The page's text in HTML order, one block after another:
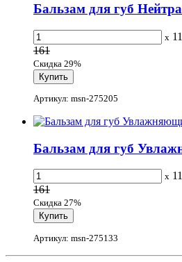
Бальзам для губ
x
161
Скидка 29%
Артикул: msn-275205
Бальзам для губ
x
161
Скидка 27%
Артикул: msn-275133